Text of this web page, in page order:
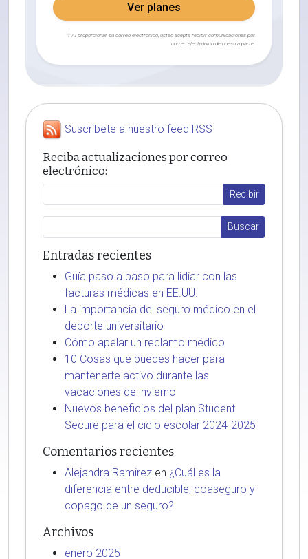
Ver planes
† Al proporcionar su correo electrónico, usted acepta recibir comunicaciones por
correo electrónico de nuestra parte.
Suscríbete a nuestro feed RSS
Reciba actualizaciones por correo
electrónico:
Entradas recientes
Guía paso a paso para lidiar con las
facturas médicas en EE.UU.
La importancia del seguro médico en el
deporte universitario
Cómo apelar un reclamo médico
10 Cosas que puedes hacer para
mantenerte activo durante las
vacaciones de invierno
Nuevos beneficios del plan Student
Secure para el ciclo escolar 2024-2025
Comentarios recientes
Alejandra Ramirez en ¿Cuál es la
diferencia entre deducible, coaseguro y
copago de un seguro?
Archivos
enero 2025